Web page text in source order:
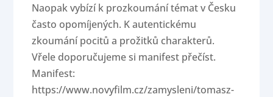
Naopak vybízí k prozkoumání témat v Česku
často opomíjených. K autentickému
zkoumání pocitů a prožitků charakterů.
Vřele doporučujeme si manifest přečíst.
Manifest:
https://www.novyfilm.cz/zamysleni/tomasz-